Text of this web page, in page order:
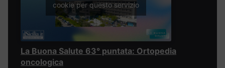
cookie per questo servizio
La Buona Salute 63° puntata: Ortopedia
oncologica